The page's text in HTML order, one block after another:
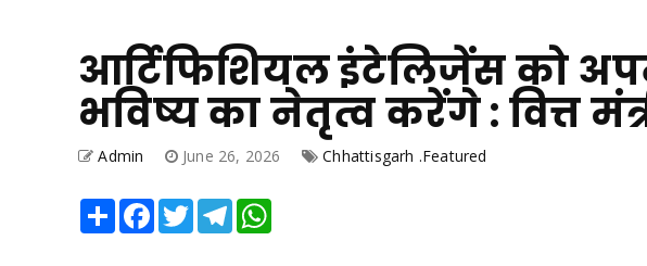
आर्टिफिशियल इंटेलिजेंस को
भविष्य का नेतृत्व करेंगे : वित्त
Admin June 26, 2026 Chhattisgarh .Featured
Share Facebook
TwitterTelegram